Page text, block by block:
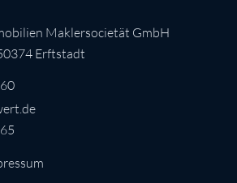
Maklersocietät GmbH
Erftstadt